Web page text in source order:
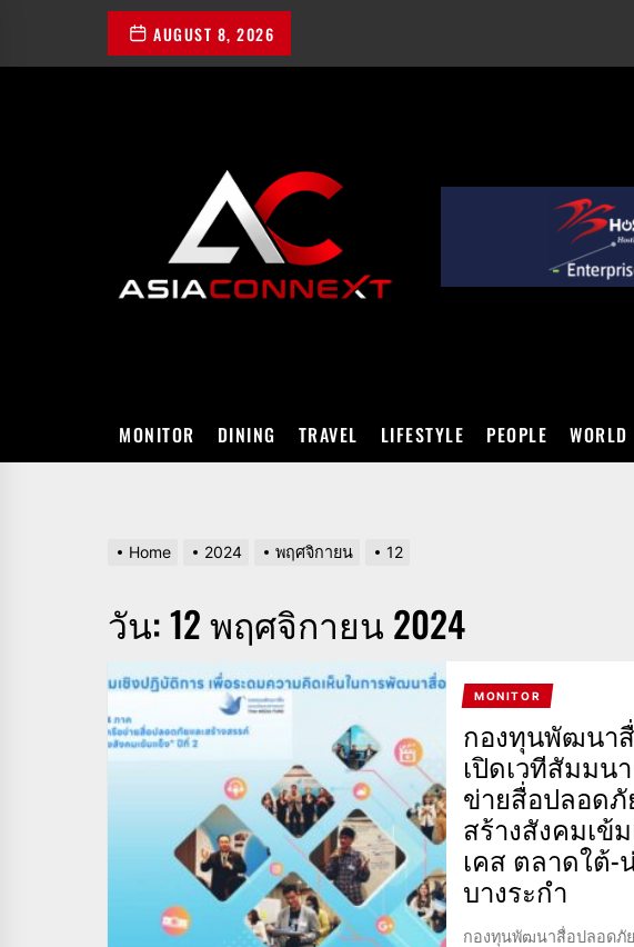
the
AUGUST 8, 2026
MONITOR DINING TRAVEL LIFESTYLE PEOPLE WORLD
Home 2024 พฤศจิกายน 12
วัน:12 พฤศจิกายน 2024
MONITOR
กองทุนพัฒนา
เปิดเวทีสัมมน
ข่ายสื่อปลอด
สร้างสังคมเข้
เคส ตลาดใต้
บางระกำ
กองทุนพัฒนาสื่อปลอดภั